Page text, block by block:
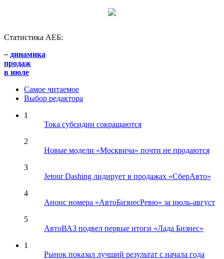
Статистика АЕБ:
– динамика
продаж
в июле
Самое читаемое
Выбор редактора
1
Тока субсидии сокращаются
2
Новые модели «Москвича» почти не продаются
3
Jetour Dashing лидирует в продажах «СберАвто»
4
Анонс номера «АвтоБизнесРевю» за июль-август
5
АвтоВАЗ подвел первые итоги «Лада Бизнес»
1
Рынок показал лучший результат с начала года